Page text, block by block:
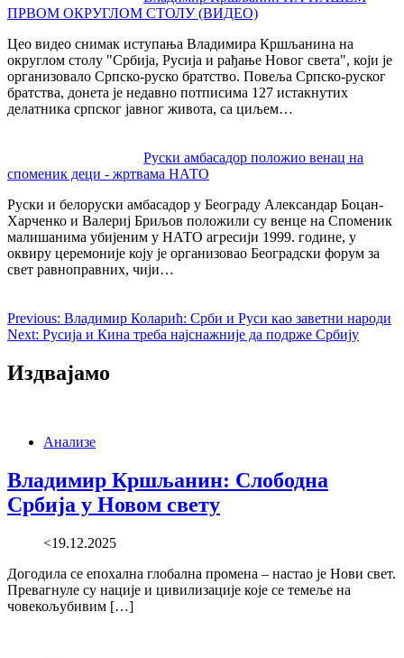
ПРВОМ ОКРУГЛОМ СТОЛУ (ВИДЕО)
Цео видео снимак иступања Владимира Кршљанина на
округлом столу "Србија, Русија и рађање Новог света", који је
организовало Српско-руско братство. Повеља Српско-руског
братства, донета је недавно потписима 127 истакнутих
делатника српског јавног живота, са циљем…
Руски амбасадор положио венац на
споменик деци - жртвама НАТО
Руски и белоруски амбасадор у Београду Александар Боцан-
Харченко и Валериј Бриљов положили су венце на Споменик
малишанима убијеним у НАТО агресији 1999. године, у
оквиру церемоније коју је организовао Београдски форум за
свет равноправних, чији…
Previous: Владимир Коларић: Срби и Руси као заветни народи
Next: Русија и Кина треба најснажније да подрже Србију
Издвајамо
Анализе
Владимир Кршљанин: Слободна
Србија у Новом свету
<19.12.2025
Догодила се епохална глобална промена – настао је Нови свет.
Превагнуле су нације и цивилизације које се темеље на
човекољубивим […]